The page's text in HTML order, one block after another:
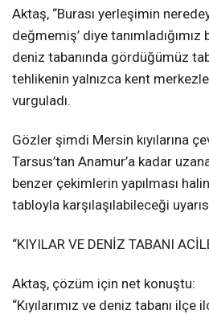
Aktaş, “Burası yerleşimin
değmemiş’ diye tanımladığımız
deniz tabanında gördüğümüz
tehlikenin yalnızca kent
vurguladı.
Gözler şimdi Mersin kıyılarına
Tarsus’tan Anamur’a kadar
benzer çekimlerin yapılması
tabloyla karşılaşılabileceği
“KIYILAR VE DENİZ TABANI
Aktaş, çözüm için net konuştu:
“Kıyılarımız ve deniz tabanı